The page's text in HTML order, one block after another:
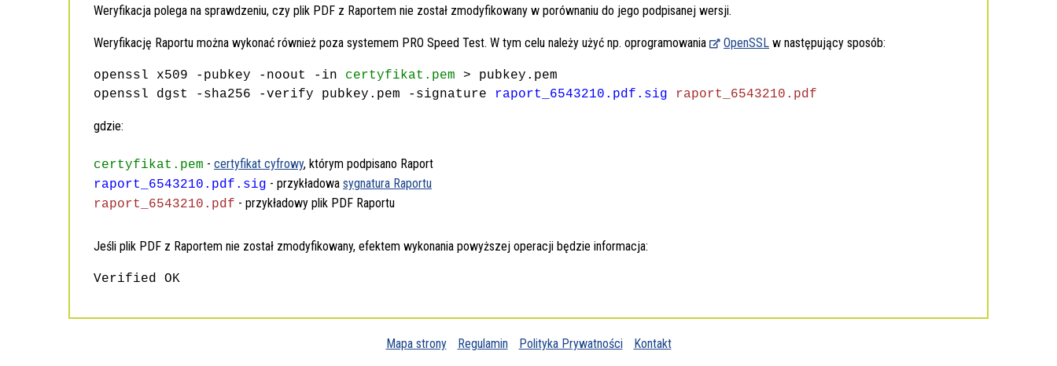
Weryfikacja polega na sprawdzeniu, czy plik PDF z Raportem nie został zmodyfikowany w porównaniu do jego podpisanej wersji.
Weryfikację Raportu można wykonać również poza systemem PRO Speed Test. W tym celu należy użyć np. oprogramowania OpenSSL w następujący sposób:
openssl x509 -pubkey -noout -in certyfikat.pem > pubkey.pem
openssl dgst -sha256 -verify pubkey.pem -signature
raport_6543210.pdf.sig raport_6543210.pdf
gdzie:
certyfikat.pem - certyfikat cyfrowy, którym podpisano Raport
raport_6543210.pdf.sig - przykładowa sygnatura Raportu
raport_6543210.pdf - przykładowy plik PDF Raportu
Jeśli plik PDF z Raportem nie został zmodyfikowany, efektem wykonania powyższej operacji będzie informacja:
Verified OK
Mapa strony Regulamin Polityka Prywatności Kontakt